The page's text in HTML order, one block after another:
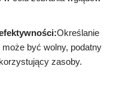
Określanie
być wolny, podatny
zasoby.